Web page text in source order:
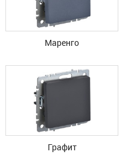
Маренго
Графит